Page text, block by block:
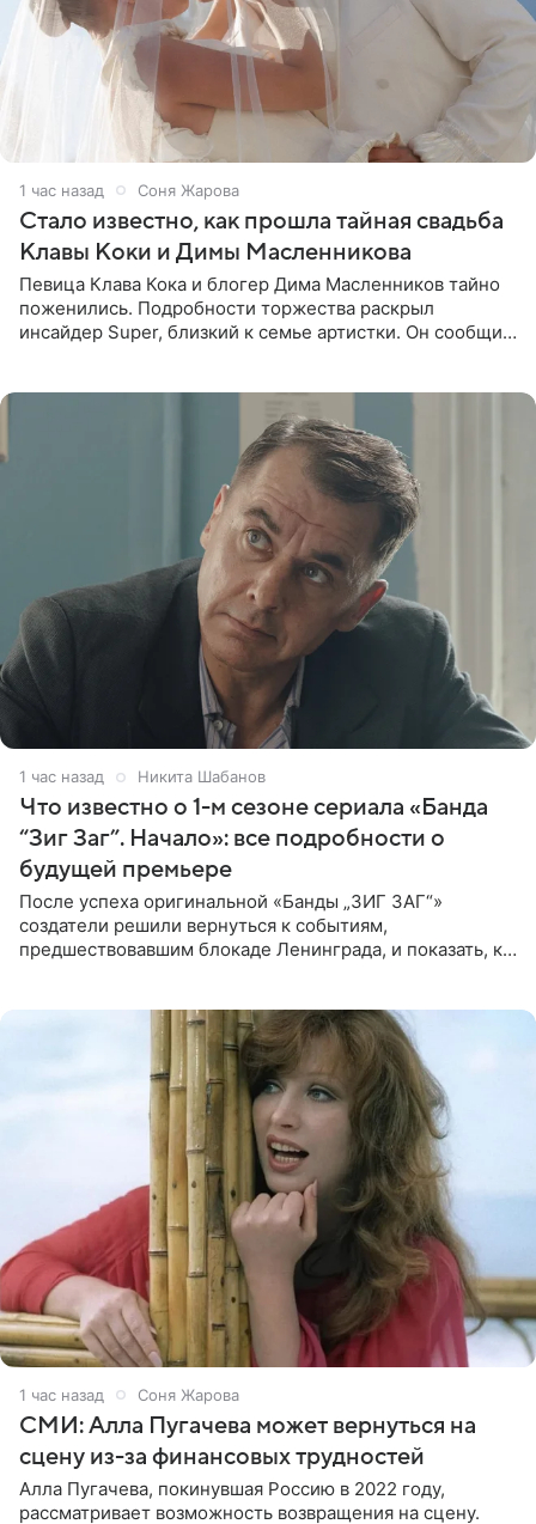
1 час назад Соня Жарова
Стало известно, как прошла тайная свадьба
Клавы Коки и Димы Масленникова
Певица Клава Кока и блогер Дима Масленников тайно
поженились. Подробности торжества раскрыл
инсайдер Super, близкий к семье артистки. Он сообщил,
1 час назад Никита Шабанов
Что известно о 1-м сезоне сериала «Банда
“Зиг Заг”. Начало»: все подробности о
будущей премьере
После успеха оригинальной «Банды „ЗИГ ЗАГ“»
создатели решили вернуться к событиям,
предшествовавшим блокаде Ленинграда, и показать, как
1 час назад Соня Жарова
СМИ: Алла Пугачева может вернуться на
сцену из-за финансовых трудностей
Алла Пугачева, покинувшая Россию в 2022 году,
рассматривает возможность возвращения на сцену.